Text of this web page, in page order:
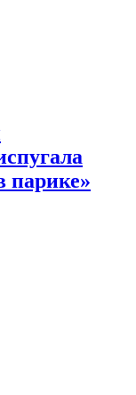
парике»